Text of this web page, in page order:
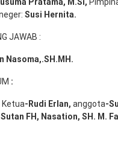
Pratama, M.Si,
Susi Hernita.
JAWAB :
Nasoma,.SH.MH.
:
Ketua-Rudi Erlan, anggota-
Sutan FH, Nasation, SH. M.